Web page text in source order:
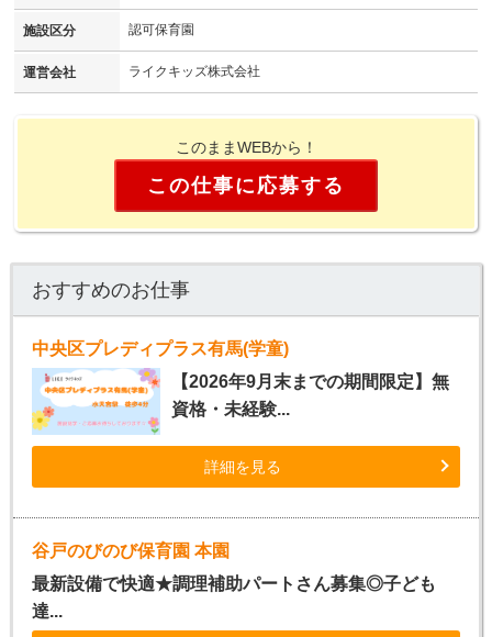
施設区分 認可保育園
運営会社 ライクキッズ株式会社
このままWEBから！
この仕事に応募する
おすすめのお仕事
中央区プレディプラス有馬(学童)
【2026年9月末までの期間限定】無
資格・未経験...
詳細を見る
谷戸のびのび保育園 本園
最新設備で快適★調理補助パートさん募集◎子ども
達...